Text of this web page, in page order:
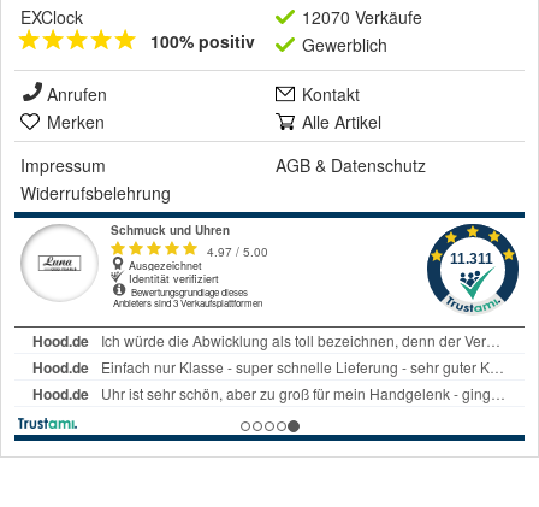
EXClock
100% positiv
12070 Verkäufe
Gewerblich
Anrufen
Kontakt
Merken
Alle Artikel
Impressum
AGB & Datenschutz
Widerrufsbelehrung